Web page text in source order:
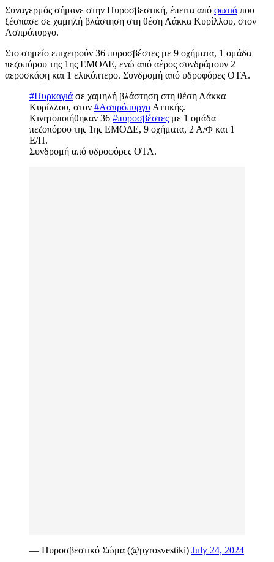
Συναγερμός σήμανε στην Πυροσβεστική, έπειτα από φωτιά που
ξέσπασε σε χαμηλή βλάστηση στη θέση Λάκκα Κυρίλλου, στον
Ασπρόπυργο.
Στο σημείο επιχειρούν 36 πυροσβέστες με 9 οχήματα, 1 ομάδα
πεζοπόρου της 1ης ΕΜΟΔΕ, ενώ από αέρος συνδράμουν 2
αεροσκάφη και 1 ελικόπτερο. Συνδρομή από υδροφόρες ΟΤΑ.
#Πυρκαγιά σε χαμηλή βλάστηση στη θέση Λάκκα
Κυρίλλου, στον #Ασπρόπυργο Αττικής.
Κινητοποιήθηκαν 36 #πυροσβέστες με 1 ομάδα
πεζοπόρου της 1ης ΕΜΟΔΕ, 9 οχήματα, 2 Α/Φ και 1
Ε/Π.
Συνδρομή από υδροφόρες ΟΤΑ.
— Πυροσβεστικό Σώμα (@pyrosvestiki) July 24, 2024